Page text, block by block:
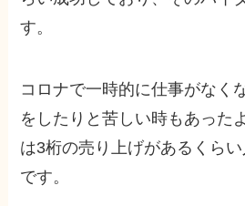
す。
コロナで一時的に仕事がなく
をしたりと苦しい時もあった
は3桁の売り上げがあるくら
です。